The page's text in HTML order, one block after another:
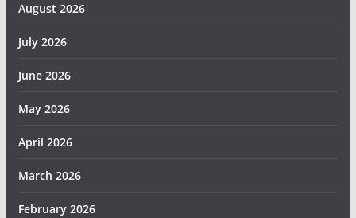
August 2026
July 2026
June 2026
May 2026
April 2026
March 2026
February 2026